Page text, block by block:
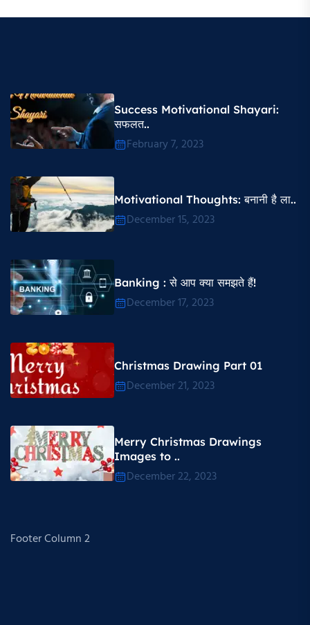
Success Motivational Shayari​:
सफलत..
February 7, 2023
Motivational Thoughts​: बनानी है ला..
December 15, 2023
Banking : से आप क्या समझते हैं!
December 17, 2023
Christmas Drawing Part 01
December 21, 2023
Merry Christmas Drawings
Images to ..
December 22, 2023
Footer Column 2